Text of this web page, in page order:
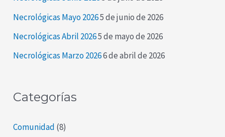
r
:
Necrológicas Mayo 20265 de junio de 2026
Necrológicas Abril 20265 de mayo de 2026
Necrológicas Marzo 20266 de abril de 2026
Categorías
Comunidad (8)